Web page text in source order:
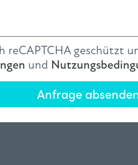
reCAPTCHA geschützt
und
Anfrage